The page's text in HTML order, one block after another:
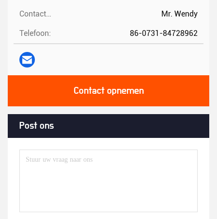
Contactpersonen: Mr. Wendy
Telefoon: 86-0731-84728962
Contact opnemen
Post ons